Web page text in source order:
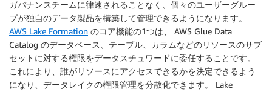
ガバナンスチームに律速されることなく、個々のユーザーグルー
プが独自のデータ製品を構築して管理できるようになります。
AWS Lake Formation のコア機能の1つは、 AWS Glue Data
Catalog のデータベース、テーブル、カラムなどのリソースのサブ
セットに対する権限をデータスチュワードに委任することです。
これにより、誰がリソースにアクセスできるかを決定できるよう
になり、データレイクの権限管理を分散化できます。 Lake